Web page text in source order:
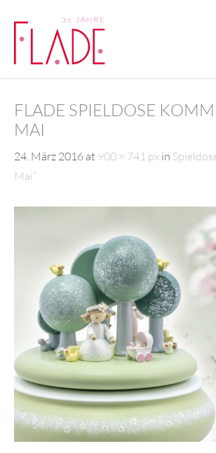
FLADE SPIELDOSE
MAI
24. März 2016 at 900 × 741 px in
Mai“